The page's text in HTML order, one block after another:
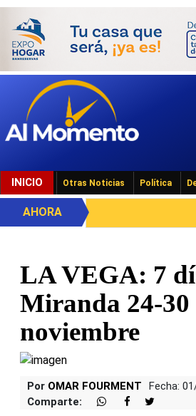
INICIO Otras Noticias Política
AHORA
LA VEGA: 7
Miranda 24-30
noviembre
Por OMAR FOURMENT
Fecha:
Comparte: